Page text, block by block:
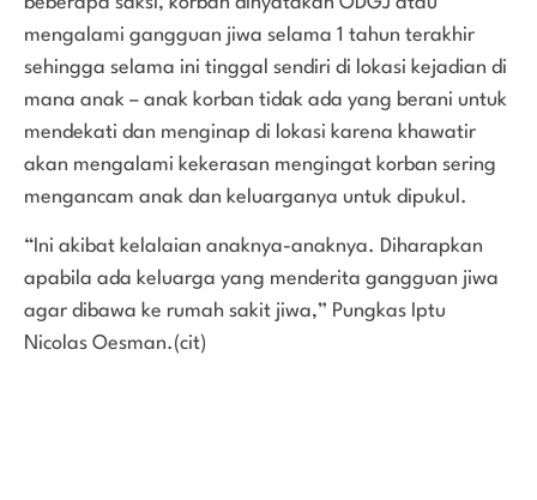
mengalami gangguan jiwa selama 1 tahun terakhir
sehingga selama ini tinggal sendiri di lokasi kejadian di
mana anak – anak korban tidak ada yang berani untuk
mendekati dan menginap di lokasi karena khawatir
akan mengalami kekerasan mengingat korban sering
mengancam anak dan keluarganya untuk dipukul.
“Ini akibat kelalaian anaknya-anaknya. Diharapkan
apabila ada keluarga yang menderita gangguan jiwa
agar dibawa ke rumah sakit jiwa,” Pungkas Iptu
Nicolas Oesman.(cit)